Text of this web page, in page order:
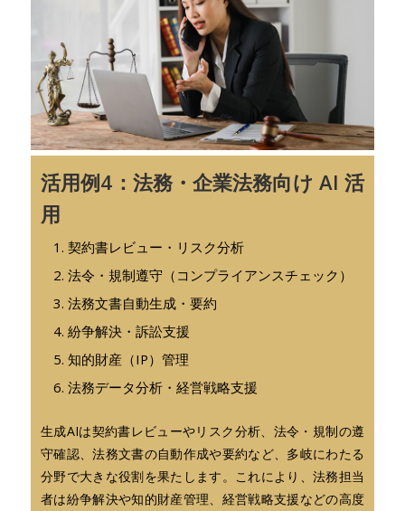
活用例4：法務・企業法務向け AI 活
用
契約書レビュー・リスク分析
法令・規制遵守（コンプライアンスチェック）
法務文書自動生成・要約
紛争解決・訴訟支援
知的財産（IP）管理
法務データ分析・経営戦略支援
生成AIは契約書レビューやリスク分析、法令・規制の遵
守確認、法務文書の自動作成や要約など、多岐にわたる
分野で大きな役割を果たします。これにより、法務担当
者は紛争解決や知的財産管理、経営戦略支援などの高度